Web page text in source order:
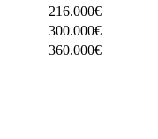
216.000€
300.000€
360.000€